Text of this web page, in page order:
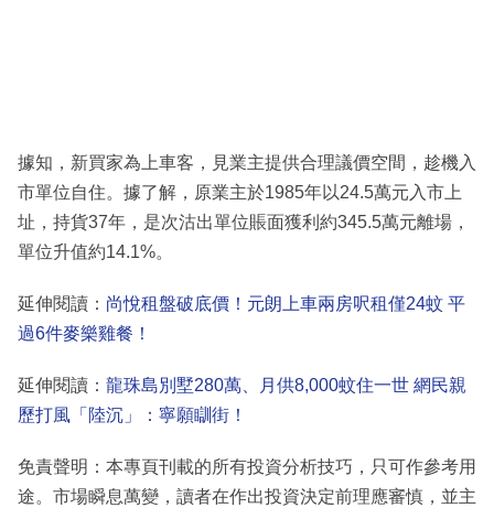
據知，新買家為上車客，見業主提供合理議價空間，趁機入
市單位自住。據了解，原業主於1985年以24.5萬元入市上
址，持貨37年，是次沽出單位賬面獲利約345.5萬元離場，
單位升值約14.1%。
延伸閱讀： 尚悅租盤破底價！元朗上車兩房呎租僅24蚊 平
過6件麥樂雞餐！
延伸閱讀： 龍珠島別墅280萬、月供8,000蚊住一世 網民親
歷打風「陸沉」：寧願瞓街！
免責聲明：本專頁刊載的所有投資分析技巧，只可作參考用
途。市場瞬息萬變，讀者在作出投資決定前理應審慎，並主